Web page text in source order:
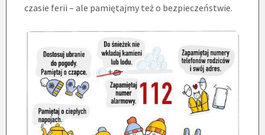
czasie ferii – ale pamiętajmy też o bezpieczeństwie.